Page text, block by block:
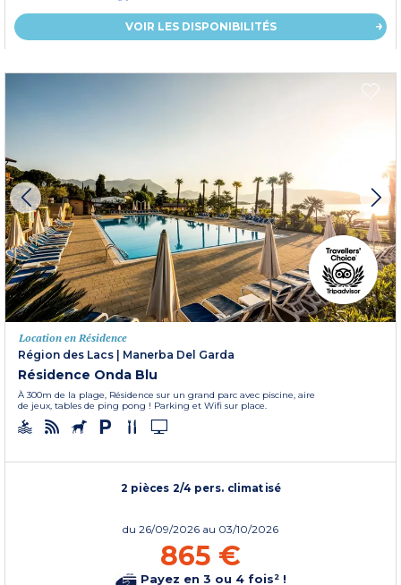
VOIR LES DISPONIBILITÉS
Location en Résidence
Région des Lacs | Manerba Del Garda
Résidence Onda Blu
À 300m de la plage, Résidence sur un grand parc avec piscine, aire
de jeux, tables de ping pong ! Parking et Wifi sur place.
2 pièces 2/4 pers. climatisé
du 26/09/2026 au 03/10/2026
865 €
Payez en 3 ou 4 fois² !